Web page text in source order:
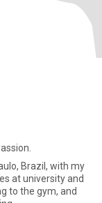
Brazil, with my
at university and
to the gym, and